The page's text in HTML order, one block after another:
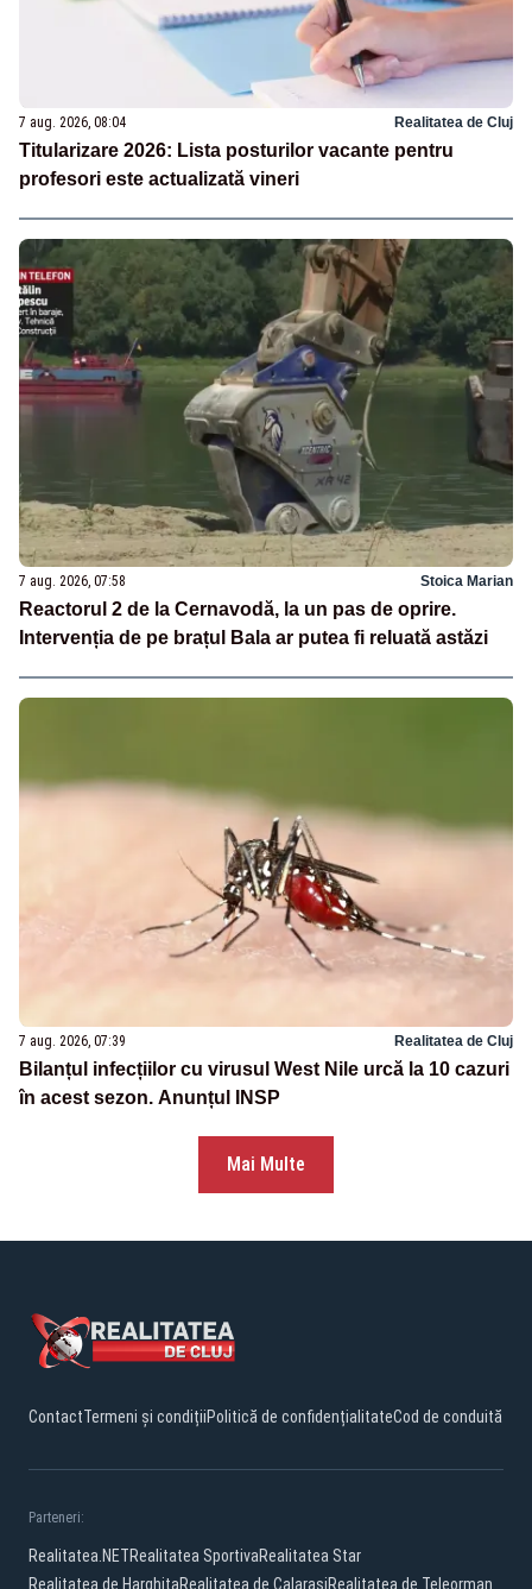
7 aug. 2026, 08:04 Realitatea de Cluj
Titularizare 2026: Lista posturilor vacante pentru
profesori este actualizată vineri
7 aug. 2026, 07:58 Stoica Marian
Reactorul 2 de la Cernavodă, la un pas de oprire.
Intervenția de pe brațul Bala ar putea fi reluată astăzi
7 aug. 2026, 07:39 Realitatea de Cluj
Bilanțul infecțiilor cu virusul West Nile urcă la 10 cazuri
în acest sezon. Anunțul INSP
Mai Multe
ContactTermeni și condițiiPolitică de confidențialitateCod de conduită
Parteneri:
Realitatea.NETRealitatea SportivaRealitatea Star
Realitatea de HarghitaRealitatea de CalarasiRealitatea de Teleorman